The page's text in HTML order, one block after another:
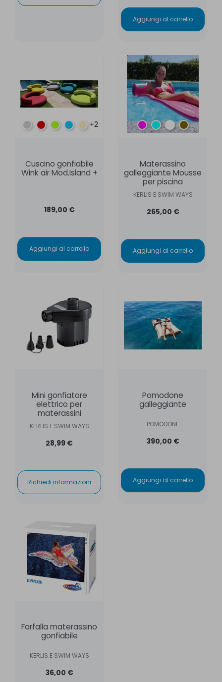
Aggiungi al carrello
TalpaRossoanice verde
blu anatramastice beige
+2
Cuscino gonfiabile
Wink air Mod.Island +
189,00 €
Aggiungi al carrello
FucsiaLagunaBiancoGold
Materassino
galleggiante Mousse
per piscina
KERLIS E SWIM WAYS
265,00 €
Aggiungi al carrello
Mini gonfiatore
elettrico per
materassini
KERLIS E SWIM WAYS
28,99 €
Richiedi informazioni
Pomodone
galleggiante
POMODONE
390,00 €
Aggiungi al carrello
Farfalla materassino
gonfiabile
KERLIS E SWIM WAYS
36,00 €